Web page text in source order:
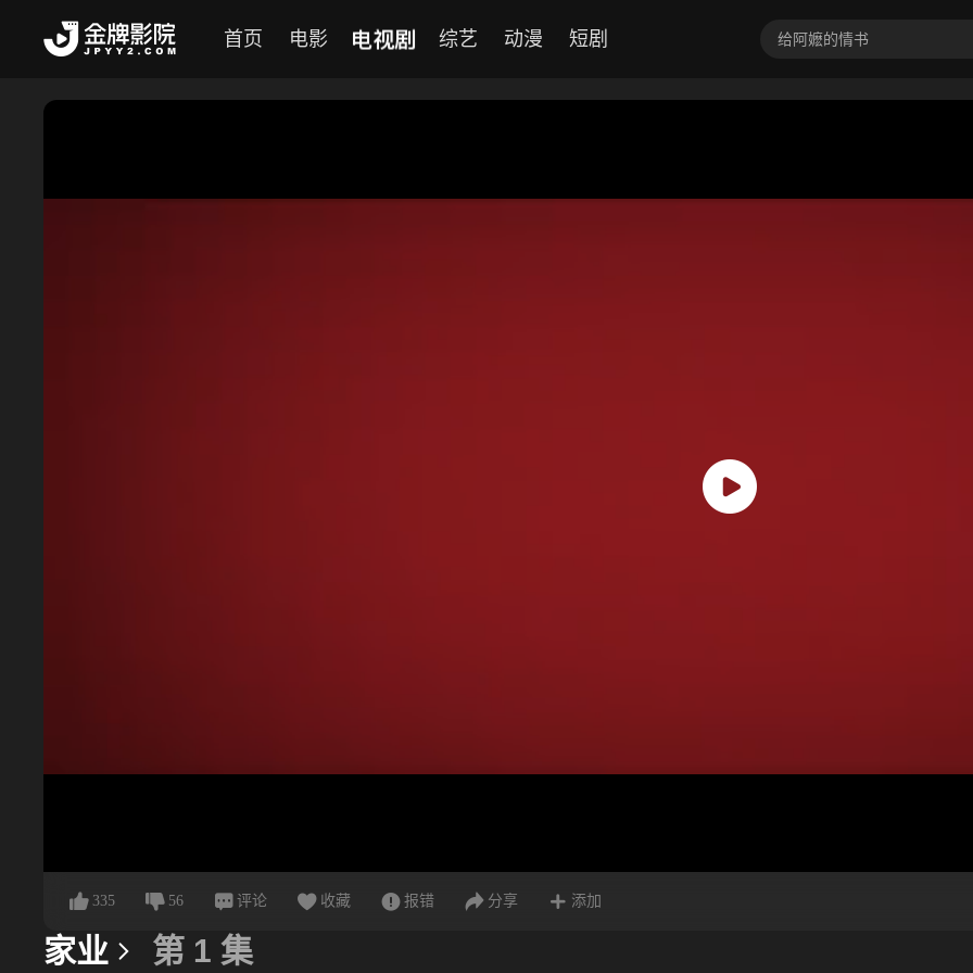
首页 电影 电视剧 综艺 动漫 短剧
335 56 评论 收藏 报错 分享 添加
家业 更多信息第 1 集